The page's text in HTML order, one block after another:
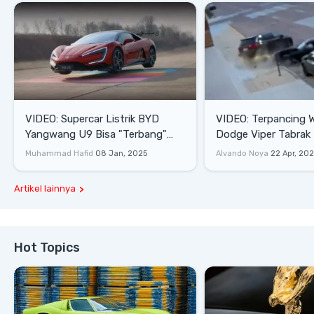
VIDEO: Supercar Listrik BYD
Yangwang U9 Bisa "Terbang"
Lewati Rintangan
Muhammad Hafid 08 Jan, 2025
VIDEO: Terpancing
Dodge Viper Tabrak
Saat Burnout
Alvando Noya 22 Apr,
Artikel lainnya
Hot Topics